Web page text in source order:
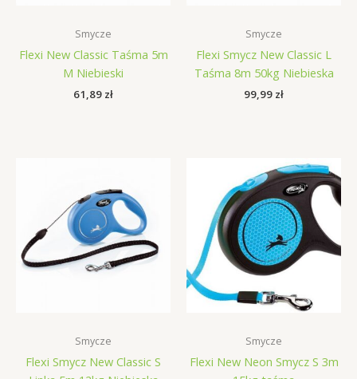
Smycze
Flexi New Classic Taśma 5m
M Niebieski
61,89 zł
Smycze
Flexi Smycz New Classic L
Taśma 8m 50kg Niebieska
99,99 zł
Smycze
Flexi Smycz New Classic S
Smycze
Flexi New Neon Smycz S 3m